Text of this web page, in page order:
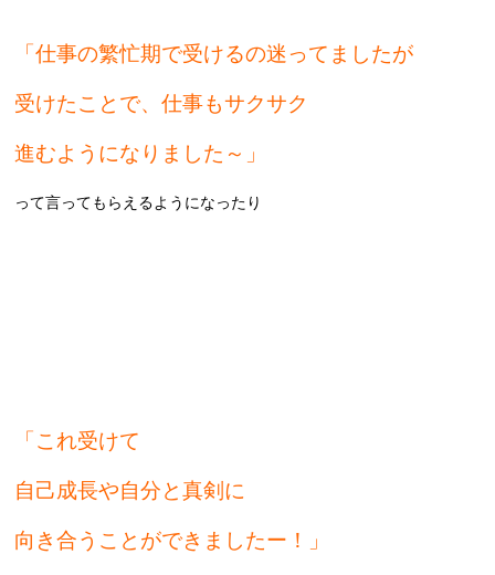
「仕事の繁忙期で受けるの迷ってましたが
受けたことで、仕事もサクサク
進むようになりました～」
って言ってもらえるようになったり
「これ受けて
自己成長や自分と真剣に
向き合うことができましたー！」